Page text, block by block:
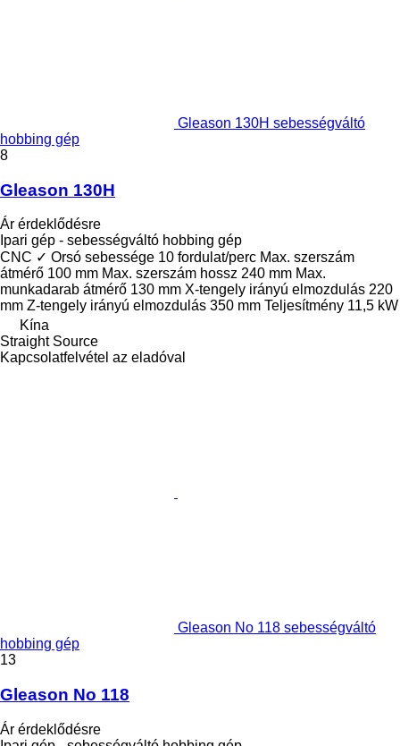
Gleason 130H sebességváltó
hobbing gép
8
Gleason 130H
Ár érdeklődésre
Ipari gép - sebességváltó hobbing gép
CNC ✓ Orsó sebessége 10 fordulat/perc Max. szerszám
átmérő 100 mm Max. szerszám hossz 240 mm Max.
munkadarab átmérő 130 mm X-tengely irányú elmozdulás 220
mm Z-tengely irányú elmozdulás 350 mm Teljesítmény 11,5 kW
Kína
Straight Source
Kapcsolatfelvétel az eladóval
Gleason No 118 sebességváltó
hobbing gép
13
Gleason No 118
Ár érdeklődésre